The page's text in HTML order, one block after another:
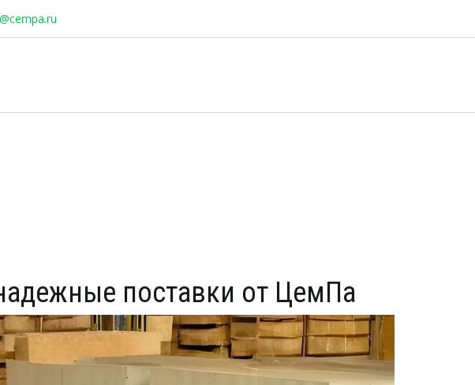
поставки от ЦемПа